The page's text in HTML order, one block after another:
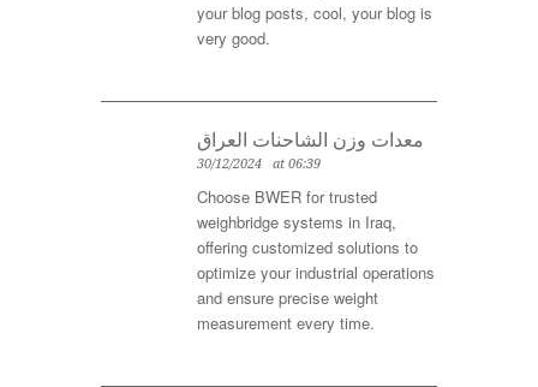
your blog posts, cool, your blog is
very good.
معدات وزن الشاحنات العراق
30/12/2024 at 06:39
Choose BWER for trusted
weighbridge systems in Iraq,
offering customized solutions to
optimize your industrial operations
and ensure precise weight
measurement every time.